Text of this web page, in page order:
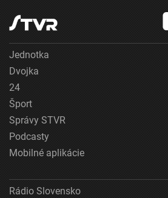
Jednotka
Dvojka
24
Šport
Správy STVR
Podcasty
Mobilné aplikácie
Rádio Slovensko